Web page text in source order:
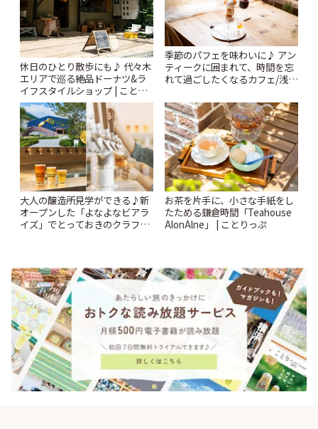
休日のひとり散歩にも♪ 代々木
エリアで巡る絶品ドーナツ&ラ
イフスタイルショップ | ことり
っぷ
季節のパフェを味わいに♪ アン
ティークに囲まれて、時間を忘
れて過ごしたくなるカフェ/浅草
大人の醸造所見学ができる♪新
オープンした「よなよなビアラ
イズ」でとっておきのクラフト
お茶を片手に、小さな手紙をし
たためる鎌倉時間「Teahouse
AlonAlne」 | ことりっぷ